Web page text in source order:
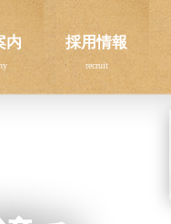
内 採用情報